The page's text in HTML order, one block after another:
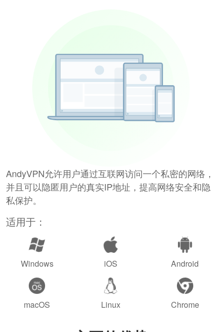
AndyVPN允许用户通过互联网访问一个私密的网络，
并且可以隐匿用户的真实IP地址，提高网络安全和隐
私保护。
适用于：
Windows iOS Android
macOS Linux Chrome